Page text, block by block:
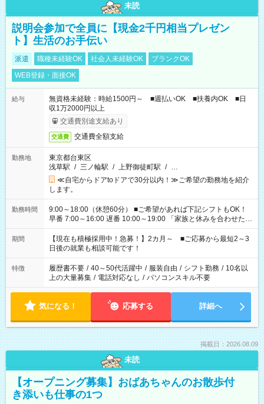
未読
説明会参加で全員に【現金2千円相当プレゼン
ト】生活のお手伝い
派遣 職種未経験OK 社会人未経験OK
ブランクOK
WEB登録・面接OK
給与
無資格未経験：時給1500円～ ■週払いOK ■扶養内OK ■日
収1万2000円以上
交通費別途支給あり
交通費 交通費全額支給
勤務地
東京都台東区
浅草駅 / 三ノ輪駅 / 上野御徒町駅 / …
≪自宅からドアtoドアで30分以内！≫ご希望の勤務地を紹介
します。
勤務時間
9:00～18:00（休憩60分） ■ご希望があれば下記シフトもOK！
早番 7:00～16:00 遅番 10:00～19:00 「家族と休みを合わせた
い」 「余裕を持って夕飯の準備がしたい」 「できれば残業はし
たくない」 など、ご希望を教えてくださいね。 ※Wワーク希望
の方へ 今ご覧のお仕事で希望する勤務時間と、もう1つのお仕事
の勤務時間。 合計で週40時間を超える場合は応募できません。
期間
【現在も積極採用中！急募！】2カ月～ ■ご応募から最短2～3
日後の就業も相談可能です！
特徴 履歴書不要 / 40～50代活躍中 / 服装自由 / シフト勤務 / 10名以
上の大量募集 / 電話対応なし / パソコンスキル不要
気になる！ 応募する 詳細へ
掲載日：2026.08.09
未読
【オープニング募集】おばあちゃんのお散歩付
き添いも仕事の1つ